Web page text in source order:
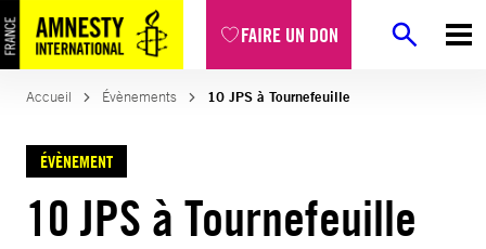
FAIRE UN DON
Accueil Évènements 10 JPS à Tournefeuille
ÉVÈNEMENT
10 JPS à Tournefeuille